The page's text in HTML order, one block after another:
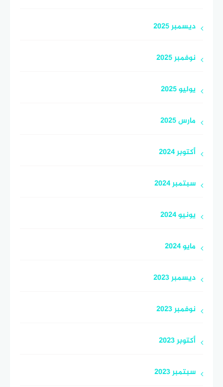
ديسمبر 2025
نوفمبر 2025
يوليو 2025
مارس 2025
أكتوبر 2024
سبتمبر 2024
يونيو 2024
مايو 2024
ديسمبر 2023
نوفمبر 2023
أكتوبر 2023
سبتمبر 2023